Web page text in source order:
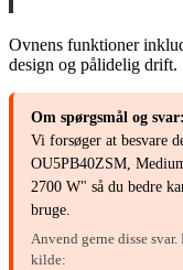
Ovnens funktioner
design og pålidelig drift.
Om spørgsmål og svar:
Vi forsøger at besvare
OU5PB40ZSM,
2700 W" så du bedre
bruge.
Anvend gerne disse
kilde: